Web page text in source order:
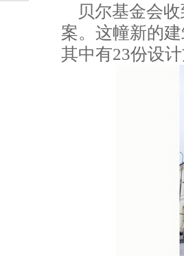
贝尔基金会收
案。这幢新的
其中有23份设